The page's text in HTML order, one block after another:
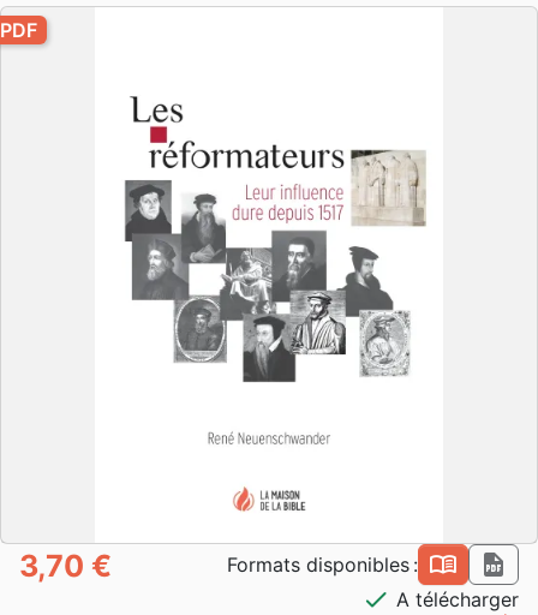
PDF
3,70 € Formats disponibles : book_open
pdf
check A télécharger